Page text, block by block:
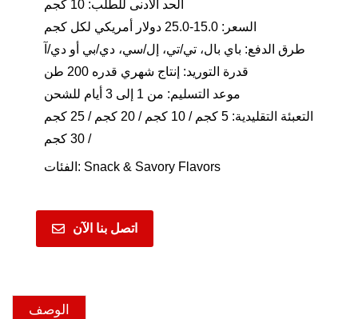
الحد الأدنى للطلب: 10 كجم
السعر: 15.0-25.0 دولار أمريكي لكل كجم
طرق الدفع: باي بال، تي/تي، إل/سي، دي/بي أو دي/آ
قدرة التوريد: إنتاج شهري قدره 200 طن
موعد التسليم: من 1 إلى 3 أيام للشحن
التعبئة التقليدية: 5 كجم / 10 كجم / 20 كجم / 25 كجم
/ 30 كجم
الفئات: Snack & Savory Flavors
اتصل بنا الآن
الوصف